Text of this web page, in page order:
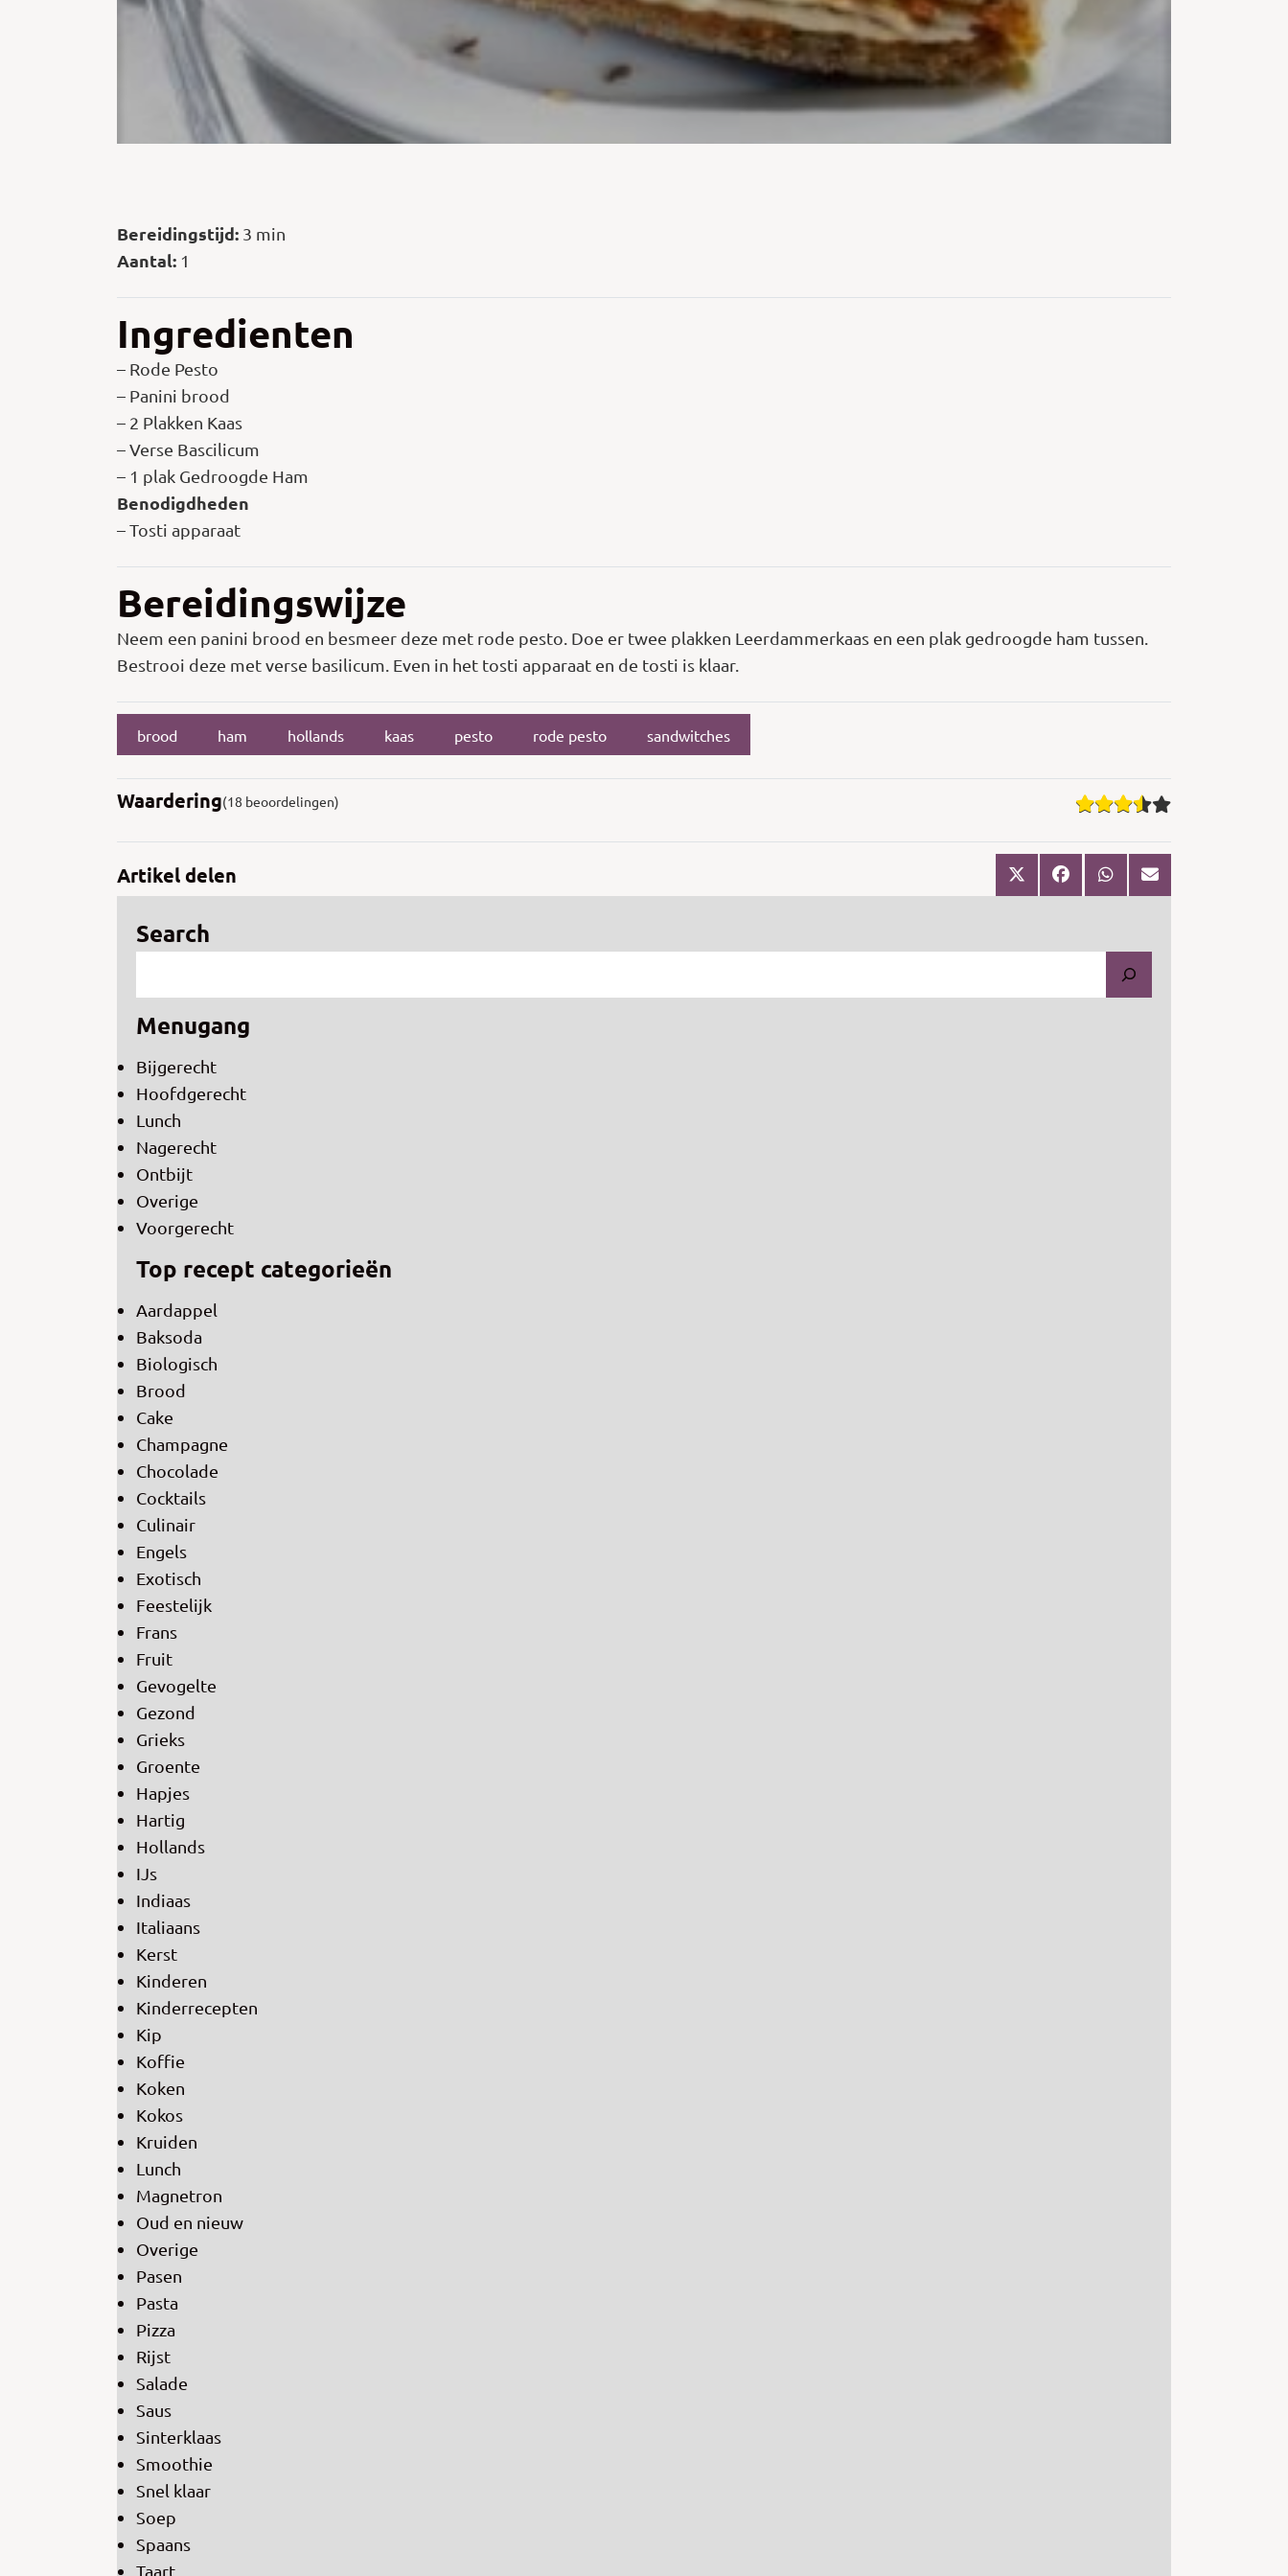
Bereidingstijd: 3 min
Aantal: 1
Ingredienten
– Rode Pesto
– Panini brood
– 2 Plakken Kaas
– Verse Bascilicum
– 1 plak Gedroogde Ham
Benodigdheden
– Tosti apparaat
Bereidingswijze
Neem een panini brood en besmeer deze met rode pesto. Doe er twee plakken Leerdammerkaas en een plak gedroogde ham tussen.
Bestrooi deze met verse basilicum. Even in het tosti apparaat en de tosti is klaar.
brood ham hollands kaas pesto rode pesto sandwitches
Waardering(18 beoordelingen)
Artikel delen
Search
Menugang
Bijgerecht
Hoofdgerecht
Lunch
Nagerecht
Ontbijt
Overige
Voorgerecht
Top recept categorieën
Aardappel
Baksoda
Biologisch
Brood
Cake
Champagne
Chocolade
Cocktails
Culinair
Engels
Exotisch
Feestelijk
Frans
Fruit
Gevogelte
Gezond
Grieks
Groente
Hapjes
Hartig
Hollands
IJs
Indiaas
Italiaans
Kerst
Kinderen
Kinderrecepten
Kip
Koffie
Koken
Kokos
Kruiden
Lunch
Magnetron
Oud en nieuw
Overige
Pasen
Pasta
Pizza
Rijst
Salade
Saus
Sinterklaas
Smoothie
Snel klaar
Soep
Spaans
Taart